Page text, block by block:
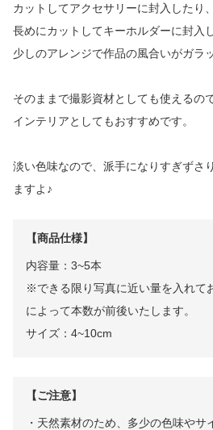
カットしてアクセサリーに封入したり、
長めにカットしてキーホルダーに封入
少しのアレンジで作品の風合いがガラ
そのままで撮影資材としても使えるの
インテリアとしてもおすすめです。
淡い色味なので、派手になりすぎずさ
ますよ♪
【商品仕様】
内容量：3~5本
※できる限り写真に近い量を入れて
によって本数が前後いたします。
サイズ：4~10cm
【ご注意】
・天然素材のため、多少の色味やサ